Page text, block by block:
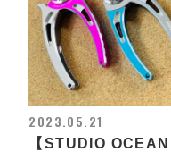
2023.05.21
【STUDIO